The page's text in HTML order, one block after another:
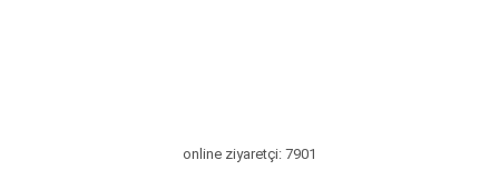
online ziyaretçi: 7901